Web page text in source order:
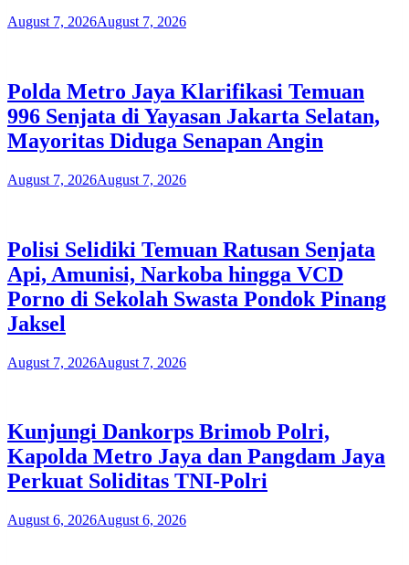
August 7, 2026August 7, 2026
Polda Metro Jaya Klarifikasi Temuan
996 Senjata di Yayasan Jakarta Selatan,
Mayoritas Diduga Senapan Angin
August 7, 2026August 7, 2026
Polisi Selidiki Temuan Ratusan Senjata
Api, Amunisi, Narkoba hingga VCD
Porno di Sekolah Swasta Pondok Pinang
Jaksel
August 7, 2026August 7, 2026
Kunjungi Dankorps Brimob Polri,
Kapolda Metro Jaya dan Pangdam Jaya
Perkuat Soliditas TNI-Polri
August 6, 2026August 6, 2026